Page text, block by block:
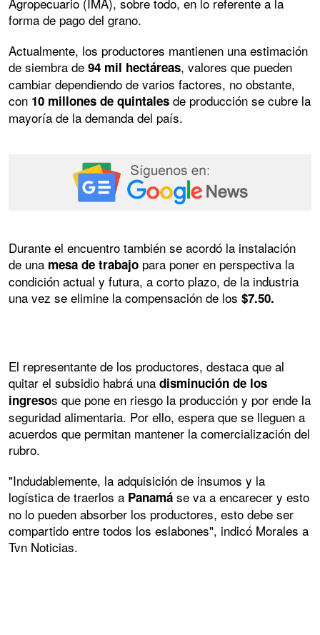
forma de pago del grano.
Actualmente, los productores mantienen una estimación
de siembra de 94 mil hectáreas, valores que pueden
cambiar dependiendo de varios factores, no obstante,
con 10 millones de quintales de producción se cubre la
mayoría de la demanda del país.
Durante el encuentro también se acordó la instalación
de una mesa de trabajo para poner en perspectiva la
condición actual y futura, a corto plazo, de la industria
una vez se elimine la compensación de los $7.50.
El representante de los productores, destaca que al
quitar el subsidio habrá una disminución de los
ingresos que pone en riesgo la producción y por ende la
seguridad alimentaria. Por ello, espera que se lleguen a
acuerdos que permitan mantener la comercialización del
rubro.
"Indudablemente, la adquisición de insumos y la
logística de traerlos a Panamá se va a encarecer y esto
no lo pueden absorber los productores, esto debe ser
compartido entre todos los eslabones", indicó Morales a
Tvn Noticias.